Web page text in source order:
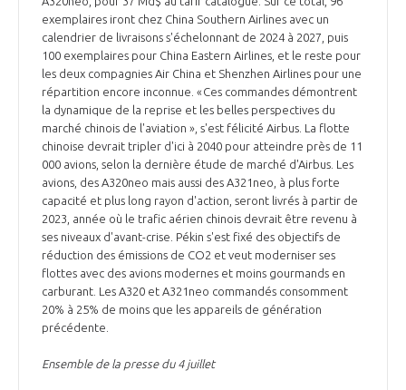
NOS RÉSEAUX À L'INTERNATIONAL
COMITÉ AERO PME
STARTAIR
COMMISSIONS ET COMITÉS
LES PROGRAMMES DU GIFAS
UN ÉCOSYSTÈME INTÉGRÉ ET COHÉRENT
POURQUOI DEVENIR MEMBRE ?
LA MÉDIATION
LA MÉDIATION DANS LA FILIÈRE AÉRONAUTIQUE ET SPATIALE
LE MÉDIATEUR DE LA FILIÈRE AÉRONAUTIQUE ET SPATIALE
MÉDIATION ET CHARTE D’ENGAGEMENT SUR LES RELATIONS ENTRE
CLIENTS ET FOURNISSEURS
LA MÉDIATION AU-DELÀ DE LA FILIÈRE AÉRONAUTIQUE ET SPATIALE
PRENDRE CONTACT AVEC LE MÉDIATEUR DE LA FILIÈRE
LE SALON DU BOURGET
L'OBSERVATOIRE
CHIFFRES CLÉS
LES ENJEUX
LES PUBLICATIONS
exemplaires iront chez China Southern Airlines avec un
calendrier de livraisons s'échelonnant de 2024 à 2027, puis
100 exemplaires pour China Eastern Airlines, et le reste pour
les deux compagnies Air China et Shenzhen Airlines pour une
répartition encore inconnue. « Ces commandes démontrent
la dynamique de la reprise et les belles perspectives du
marché chinois de l'aviation », s'est félicité Airbus. La flotte
chinoise devrait tripler d'ici à 2040 pour atteindre près de 11
000 avions, selon la dernière étude de marché d'Airbus. Les
avions, des A320neo mais aussi des A321neo, à plus forte
capacité et plus long rayon d'action, seront livrés à partir de
2023, année où le trafic aérien chinois devrait être revenu à
ses niveaux d'avant-crise. Pékin s'est fixé des objectifs de
réduction des émissions de CO2 et veut moderniser ses
flottes avec des avions modernes et moins gourmands en
carburant. Les A320 et A321neo commandés consomment
20% à 25% de moins que les appareils de génération
précédente.
Ensemble de la presse du 4 juillet
Découvrez les avantages d'adhérer au GIFAS.
Rencontres, salons, données sectorielles,
programmes ...
DEMANDE D’ADHÉSION